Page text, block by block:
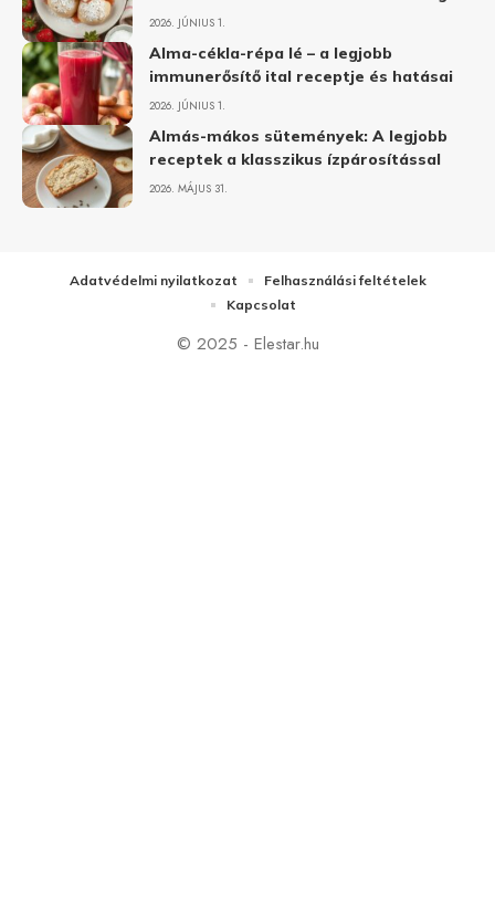
2026. JÚNIUS 1.
Alma-cékla-répa lé – a legjobb
immunerősítő ital receptje és hatásai
2026. JÚNIUS 1.
Almás-mákos sütemények: A legjobb
receptek a klasszikus ízpárosítással
2026. MÁJUS 31.
© 2025 - Elestar.hu
Adatvédelmi nyilatkozat
Felhasználási feltételek
Kapcsolat